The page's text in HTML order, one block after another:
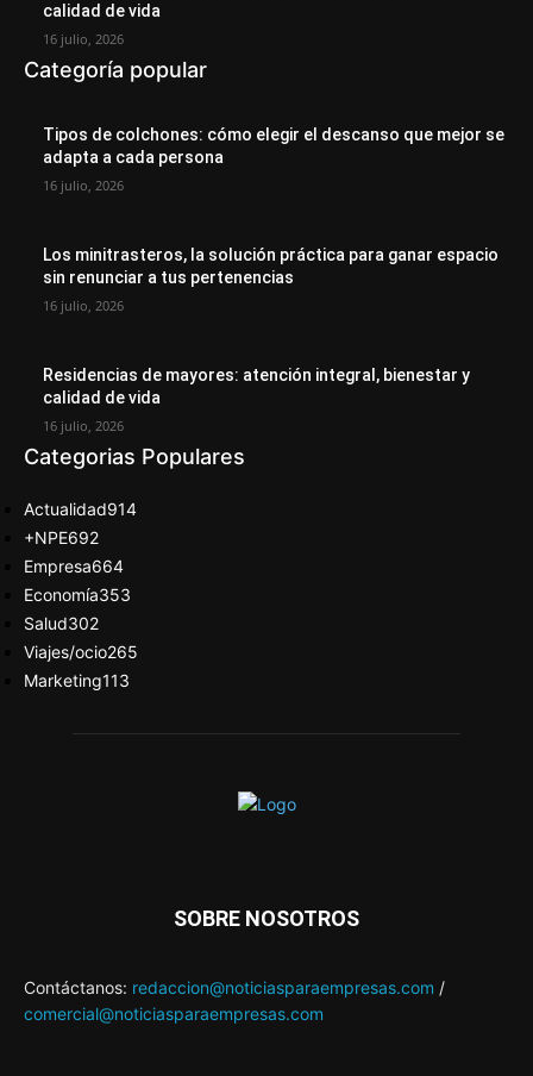
calidad de vida
16 julio, 2026
Categoría popular
Tipos de colchones: cómo elegir el descanso que mejor se
adapta a cada persona
16 julio, 2026
Los minitrasteros, la solución práctica para ganar espacio
sin renunciar a tus pertenencias
16 julio, 2026
Residencias de mayores: atención integral, bienestar y
calidad de vida
16 julio, 2026
Categorias Populares
Actualidad914
+NPE692
Empresa664
Economía353
Salud302
Viajes/ocio265
Marketing113
SOBRE NOSOTROS
Contáctanos: redaccion@noticiasparaempresas.com /
comercial@noticiasparaempresas.com